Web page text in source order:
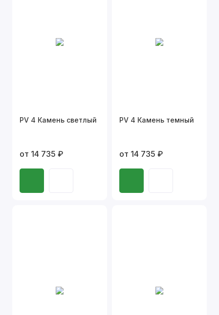
PV 4 Камень светлый
от 14 735 ₽
PV 4 Камень темный
от 14 735 ₽